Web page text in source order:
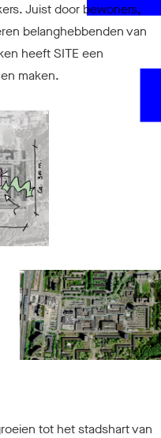
Juist door bewoners,
belanghebbenden van
heeft SITE een
maken.
tot het stadshart van